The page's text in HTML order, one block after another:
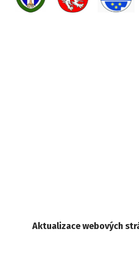
Aktualizace webových